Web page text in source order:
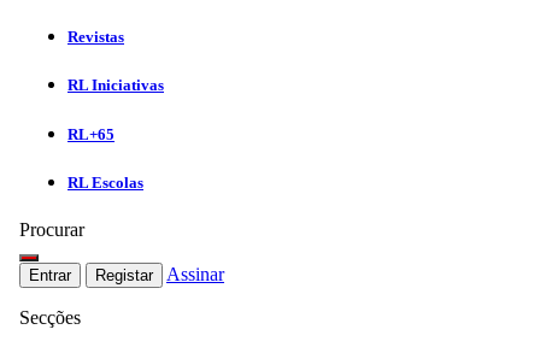
Revistas
RL Iniciativas
RL+65
RL Escolas
Procurar
Entrar Registar Assinar
Secções